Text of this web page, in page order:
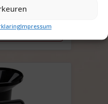
Impressum